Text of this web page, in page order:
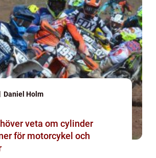
Daniel Holm
veta om cylinder
för motorcykel och